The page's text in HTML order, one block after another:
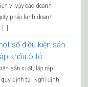
vì vậy các doanh
phép kinh doanh
số điều kiện sản
khẩu ô tô
sản xuất, lắp ráp,
định tại Nghị định